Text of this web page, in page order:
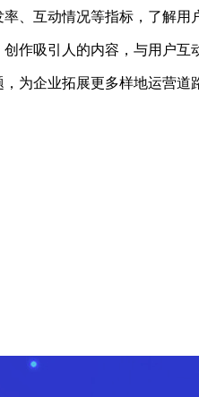
互动情况等指标，了解用
作吸引人的内容，与用户互
企业拓展更多样地运营道